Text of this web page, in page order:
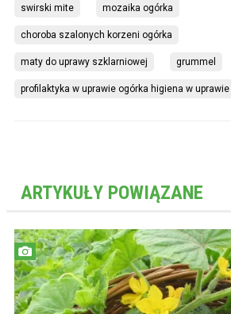
swirski mite mozaika ogórka
choroba szalonych korzeni ogórka
maty do uprawy szklarniowej grummel
profilaktyka w uprawie ogórka higiena w
ARTYKUŁY POWIĄZANE